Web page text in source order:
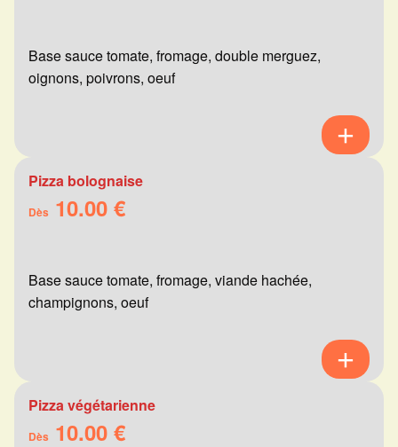
Base sauce tomate, fromage, double merguez,
oignons, poivrons, oeuf
Pizza bolognaise
Dès 10.00 €
Base sauce tomate, fromage, viande hachée,
champignons, oeuf
Pizza végétarienne
Dès 10.00 €